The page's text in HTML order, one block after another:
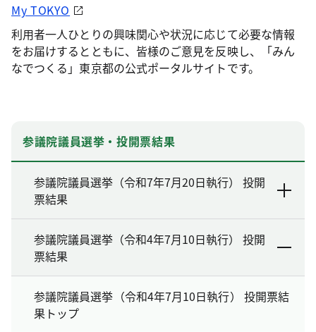
My TOKYO
利用者一人ひとりの興味関心や状況に応じて必要な情報
をお届けするとともに、皆様のご意見を反映し、「みん
なでつくる」東京都の公式ポータルサイトです。
参議院議員選挙・投開票結果
参議院議員選挙（令和7年7月20日執行） 投開
票結果
参議院議員選挙（令和4年7月10日執行） 投開
票結果
参議院議員選挙（令和4年7月10日執行） 投開票結
果トップ